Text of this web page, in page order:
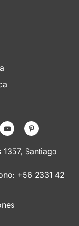
1357, Santiago
+56 2331 42